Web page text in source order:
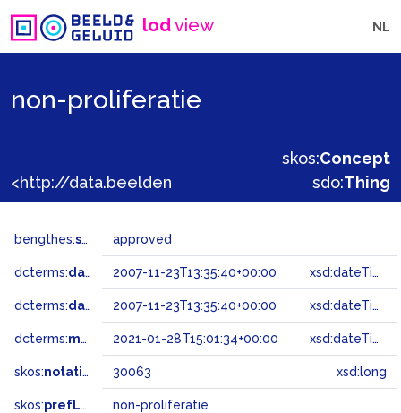
lodview NL
non-proliferatie
skos:Concept
sdo:Thing
bengthes:status approved
dcterms:dateAccepted 2007-11-23T13:35:40+00:00 xsd:dateTime
dcterms:dateSubmitted 2007-11-23T13:35:40+00:00 xsd:dateTime
dcterms:modified 2021-01-28T15:01:34+00:00 xsd:dateTime
skos:notation 30063 xsd:long
skos:prefLabel non-proliferatie